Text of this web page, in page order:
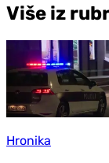
Više iz
Hronika